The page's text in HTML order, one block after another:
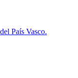
País Vasco.